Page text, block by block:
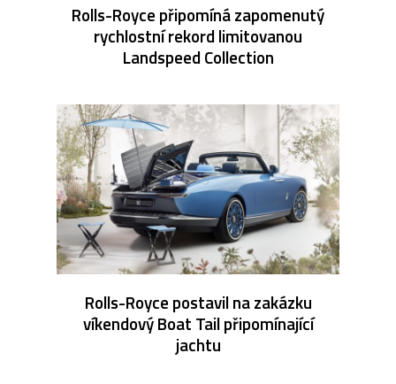
Rolls-Royce připomíná zapomenutý
rychlostní rekord limitovanou
Landspeed Collection
Rolls-Royce postavil na zakázku
víkendový Boat Tail připomínající
jachtu